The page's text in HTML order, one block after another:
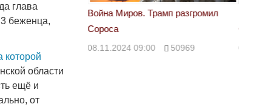
глава
беженца,
которой
области
ещё и
от
разгромил
Война Миров. Трамп разгромил
Сороса
08.11.2024 09:00 50969